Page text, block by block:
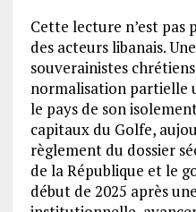
Cette lecture n’est pas
des acteurs libanais.
souverainistes
normalisation partielle
le pays de son
capitaux du Golfe,
règlement du dossier
de la République et le
début de 2025 après